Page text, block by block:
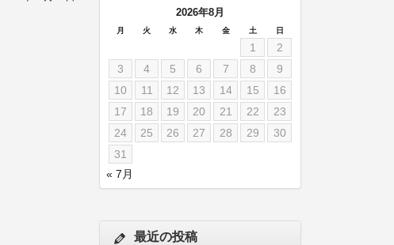
2026年8月
月 火 水 木 金 土 日
1
2
3
4 5 6 7 8
9
10
11 12 13 14 15
16
17
18 19 20 21 22
23
24
25 26 27 28 29
30
31
« 7月
最近の投稿